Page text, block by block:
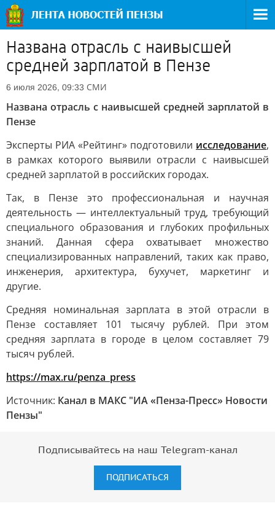
Названа отрасль с наивысшей
средней зарплатой в Пензе
6 июля 2026, 09:33 СМИ
Названа отрасль с наивысшей средней зарплатой в
Пензе
Эксперты РИА «Рейтинг» подготовили исследование,
в рамках которого выявили отрасли с наивысшей
средней зарплатой в российских городах.
Так, в Пензе это профессиональная и научная
деятельность — интеллектуальный труд, требующий
специального образования и глубоких профильных
знаний. Данная сфера охватывает множество
специализированных направлений, таких как право,
инженерия, архитектура, бухучет, маркетинг и
другие.
Средняя номинальная зарплата в этой отрасли в
Пензе составляет 101 тысячу рублей. При этом
средняя зарплата в городе в целом составляет 79
тысяч рублей.
https://max.ru/penza_press
Источник: Канал в МАКС "ИА «Пенза-Пресс» Новости
Пензы"
Подписывайтесь на наш Telegram-канал
ПОДПИСАТЬСЯ